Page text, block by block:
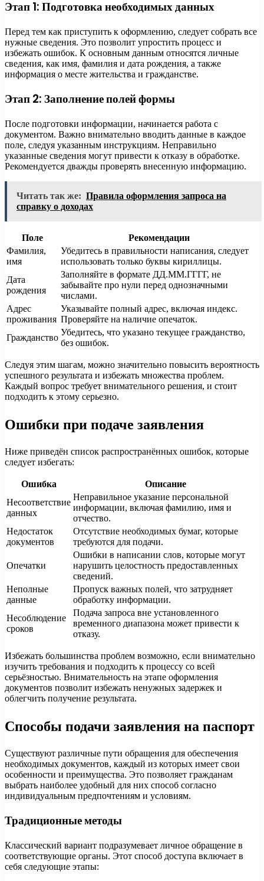
Этап 1: Подготовка необходимых данных
Перед тем как приступить к оформлению, следует собрать все
нужные сведения. Это позволит упростить процесс и
избежать ошибок. К основным данным относятся личные
сведения, как имя, фамилия и дата рождения, а также
информация о месте жительства и гражданстве.
Этап 2: Заполнение полей формы
После подготовки информации, начинается работа с
документом. Важно внимательно вводить данные в каждое
поле, следуя указанным инструкциям. Неправильно
указанные сведения могут привести к отказу в обработке.
Рекомендуется дважды проверять внесенную информацию.
Читать так же: Правила оформления запроса на
справку о доходах
Поле
Рекомендации
Фамилия,
имя
Убедитесь в правильности написания, следует
использовать только буквы кириллицы.
Дата
рождения
Заполняйте в формате ДД.ММ.ГГГГ, не
забывайте про нули перед однозначными
числами.
Адрес
проживания
Указывайте полный адрес, включая индекс.
Проверяйте на наличие опечаток.
Гражданство
Убедитесь, что указано текущее гражданство,
без ошибок.
Следуя этим шагам, можно значительно повысить вероятность
успешного результата и избежать множества проблем.
Каждый вопрос требует внимательного решения, и стоит
подходить к этому серьезно.
Ошибки при подаче заявления
Ниже приведён список распространённых ошибок, которые
следует избегать:
Ошибка
Описание
Несоответствие
данных
Неправильное указание персональной
информации, включая фамилию, имя и
отчество.
Недостаток
документов
Отсутствие необходимых бумаг, которые
требуются для подачи.
Опечатки
Ошибки в написании слов, которые могут
нарушить целостность предоставленных
сведений.
Неполные
данные
Пропуск важных полей, что затрудняет
обработку информации.
Несоблюдение
сроков
Подача запроса вне установленного
временного диапазона может привести к
отказу.
Избежать большинства проблем возможно, если внимательно
изучить требования и подходить к процессу со всей
серьёзностью. Внимательность на этапе оформления
документов позволит избежать ненужных задержек и
облегчить получение результата.
Способы подачи заявления на паспорт
Существуют различные пути обращения для обеспечения
необходимых документов, каждый из которых имеет свои
особенности и преимущества. Это позволяет гражданам
выбрать наиболее удобный для них способ согласно
индивидуальным предпочтениям и условиям.
Традиционные методы
Классический вариант подразумевает личное обращение в
соответствующие органы. Этот способ доступа включает в
себя следующие этапы: